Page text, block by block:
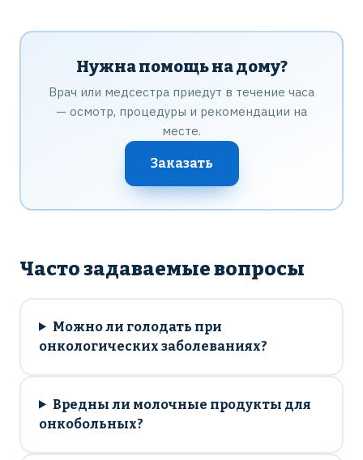
Нужна помощь на дому?
Врач или медсестра приедут в течение часа
— осмотр, процедуры и рекомендации на
месте.
Заказать
Часто задаваемые вопросы
Можно ли голодать при
онкологических заболеваниях?
Вредны ли молочные продукты для
онкобольных?